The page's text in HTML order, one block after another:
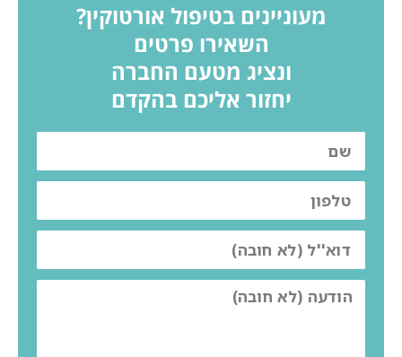
מעוניינים בטיפול אורטוקין?
השאירו פרטים
ונציג מטעם החברה
יחזור אליכם בהקדם